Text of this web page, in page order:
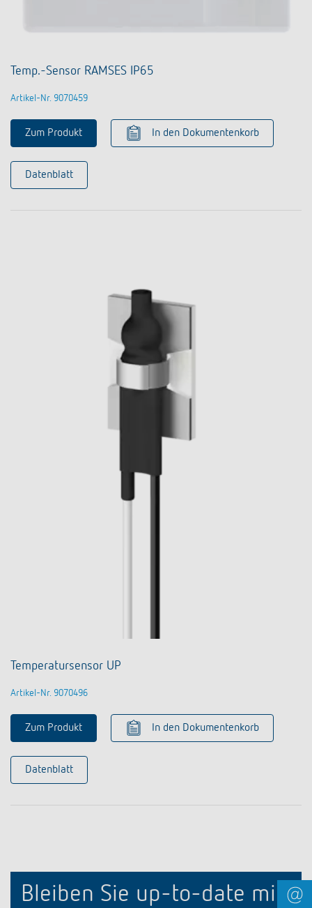
Temp.-Sensor RAMSES IP65
Artikel-Nr. 9070459
Zum Produkt In den Dokumentenkorb
Datenblatt
Temperatursensor UP
Artikel-Nr. 9070496
Zum Produkt In den Dokumentenkorb
Datenblatt
Bleiben Sie up-to-date mit